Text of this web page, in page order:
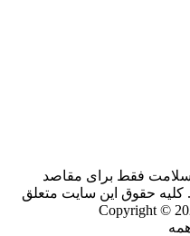
سلامت فقط برای مقاصد
کلیه حقوق این سایت متعلق
Copyright ©